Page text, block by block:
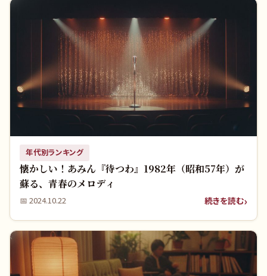
年代別ランキング
懐かしい！あみん『待つわ』1982年（昭和57年）が
蘇る、青春のメロディ
📅 2024.10.22 続きを読む